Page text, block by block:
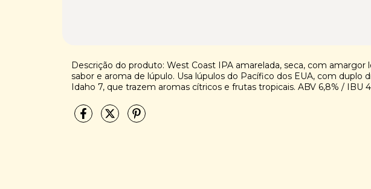
Descrição do produto: West Coast IPA amarelada, seca, com
sabor e aroma de lúpulo. Usa lúpulos do Pacífico dos EUA, com duplo
Idaho 7, que trazem aromas cítricos e frutas tropicais. ABV 6,8% / IBU